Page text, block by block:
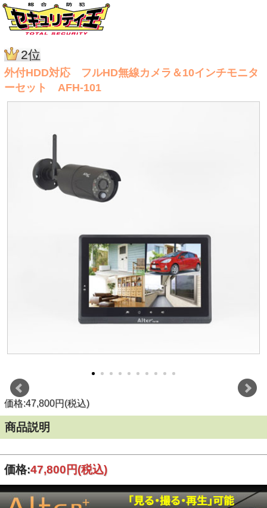
2位
外付HDD対応 フルHD無線カメラ＆10インチモニタ
ーセット AFH-101
価格:47,800円(税込)
商品説明
価格:47,800円(税込)